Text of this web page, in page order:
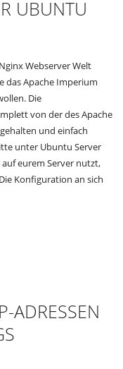
UBUNTU
Webserver Welt
das Apache Imperium
Die
von der des Apache
und einfach
unter Ubuntu Server
auf eurem Server nutzt,
Konfiguration an sich
ADRESSEN